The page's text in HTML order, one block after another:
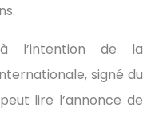
l’intention de la
signé du
lire l’annonce de